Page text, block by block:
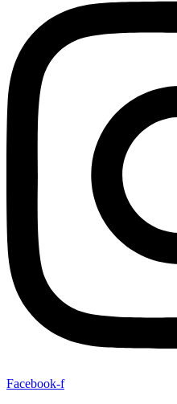
Facebook-f